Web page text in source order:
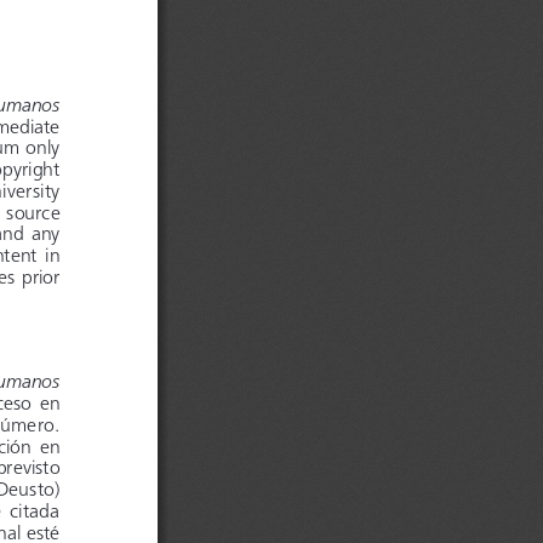
immediate
only
source
any
content
in
prior
en
en
Deusto)
  citada
esté